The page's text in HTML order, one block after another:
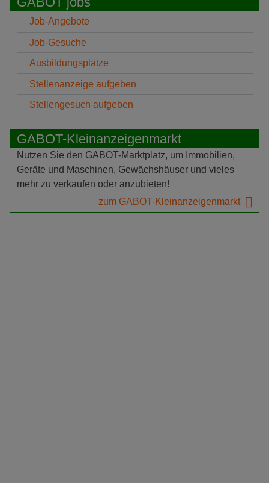
Job-Angebote
Job-Gesuche
Ausbildungsplätze
Stellenanzeige aufgeben
Stellengesuch aufgeben
GABOT-Kleinanzeigenmarkt
Nutzen Sie den GABOT-Marktplatz, um Immobilien,
Geräte und Maschinen, Gewächshäuser und vieles
mehr zu verkaufen oder anzubieten!
zum GABOT-Kleinanzeigenmarkt